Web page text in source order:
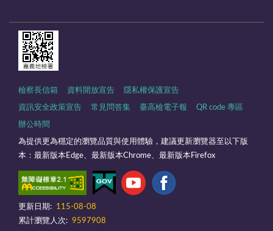
檢察長信箱 資料開放宣告 隱私權保護宣告
資訊安全政策宣告 常見問答集 臺高檢電子報 QR code 專區
辦公時間
為提供更為穩定的瀏覽品質與使用體驗，建議更新瀏覽器至以下版
本：最新版本Edge、最新版本Chrome、最新版本Firefox
更新日期:
115-08-08
累計瀏覽人次: 9597908